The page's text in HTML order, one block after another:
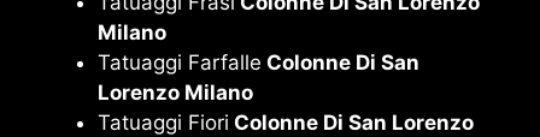
Milano
Tatuaggi Farfalle Colonne Di San
Lorenzo Milano
Tatuaggi Fiori Colonne Di San Lorenzo